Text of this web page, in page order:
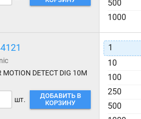
MOTION DETECT DIG 10M
шт.
ДОБАВИТЬ В
КОРЗИНУ
500
1000
1
10
100
250
500